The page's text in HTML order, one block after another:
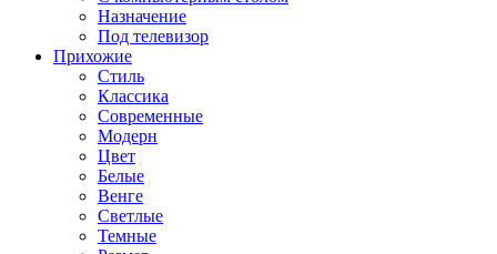
Назначение
Под телевизор
Прихожие
Стиль
Классика
Современные
Модерн
Цвет
Белые
Венге
Светлые
Темные